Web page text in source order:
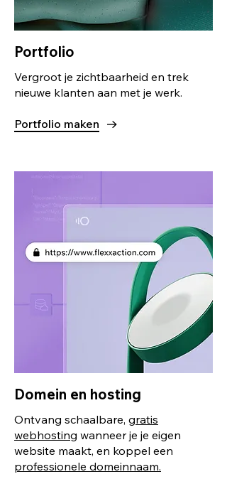
Portfolio
Vergroot je zichtbaarheid en trek
nieuwe klanten aan met je werk.
Portfolio maken
Domein en hosting
Ontvang schaalbare, gratis
webhosting wanneer je je eigen
website maakt, en koppel een
professionele domeinnaam.